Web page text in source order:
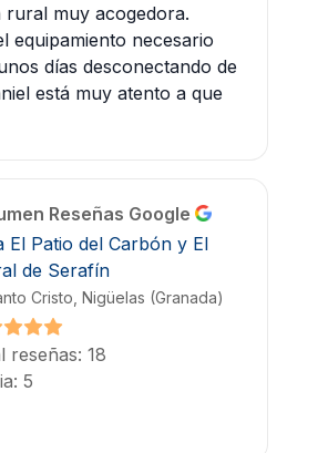
rural muy acogedora.
equipamiento necesario
días desconectando de
está muy atento a que
Reseñas Google
El Patio del Carbón y El
de Serafín
Cristo, Nigüelas (Granada)
reseñas: 18
5